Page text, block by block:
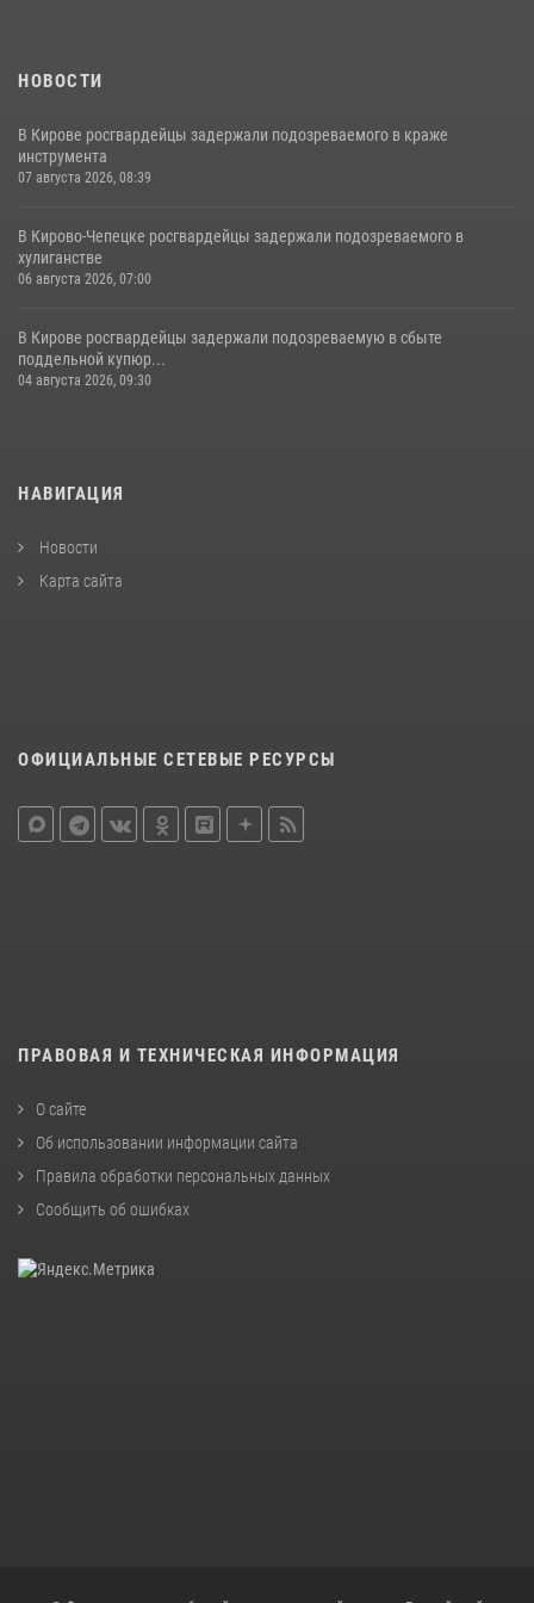
НОВОСТИ
В Кирове росгвардейцы задержали подозреваемого в краже
инструмента
07 августа 2026, 08:39
В Кирово-Чепецке росгвардейцы задержали подозреваемого в
хулиганстве
06 августа 2026, 07:00
В Кирове росгвардейцы задержали подозреваемую в сбыте
поддельной купюр...
04 августа 2026, 09:30
НАВИГАЦИЯ
Новости
Карта сайта
ОФИЦИАЛЬНЫЕ СЕТЕВЫЕ РЕСУРСЫ
ПРАВОВАЯ И ТЕХНИЧЕСКАЯ ИНФОРМАЦИЯ
О сайте
Об использовании информации сайта
Правила обработки персональных данных
Сообщить об ошибках